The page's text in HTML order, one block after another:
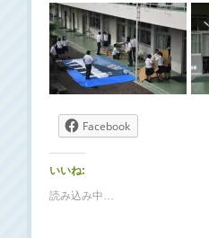
Facebook
いいね:
読み込み中…